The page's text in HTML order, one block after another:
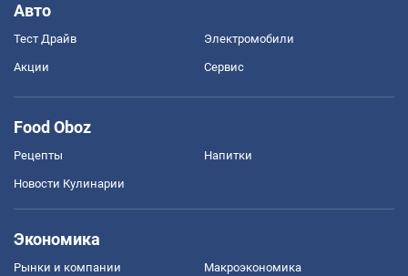
Авто
Тест Драйв Электромобили
Акции Сервис
Food Oboz
Рецепты Напитки
Новости Кулинарии
Экономика
Рынки и компании Mакроэкономика